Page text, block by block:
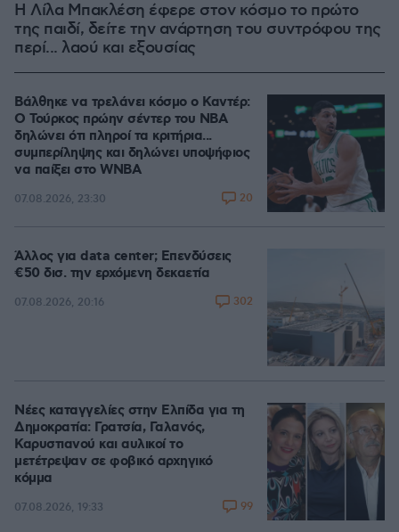
Η Λίλα Μπακλέση έφερε στον κόσμο το πρώτο
της παιδί, δείτε την ανάρτηση του συντρόφου της
περί... λαού και εξουσίας
Βάλθηκε να τρελάνει κόσμο ο Καντέρ:
Ο Τούρκος πρώην σέντερ του NBA
δηλώνει ότι πληροί τα κριτήρια...
συμπερίληψης και δηλώνει υποψήφιος
να παίξει στο WNBA
07.08.2026, 23:30 20
Άλλος για data center; Επενδύσεις
€50 δισ. την ερχόμενη δεκαετία
07.08.2026, 20:16 302
Νέες καταγγελίες στην Ελπίδα για τη
Δημοκρατία: Γρατσία, Γαλανός,
Καρυστιανού και αυλικοί το
μετέτρεψαν σε φοβικό αρχηγικό
κόμμα
07.08.2026, 19:33 99